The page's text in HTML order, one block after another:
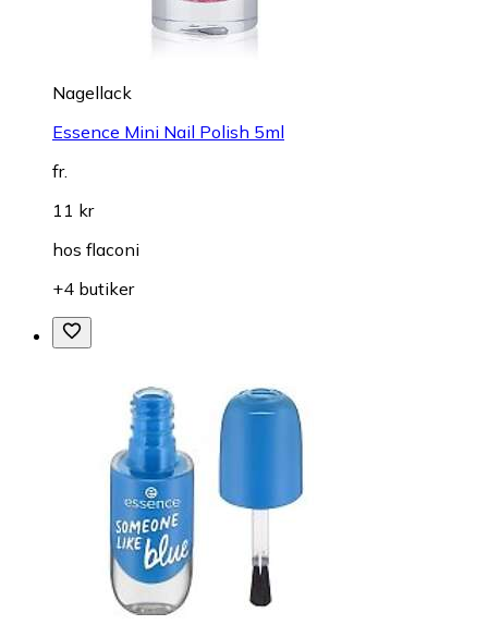
Nagellack
Essence Mini Nail Polish 5ml
fr.
11 kr
hos flaconi
+4 butiker